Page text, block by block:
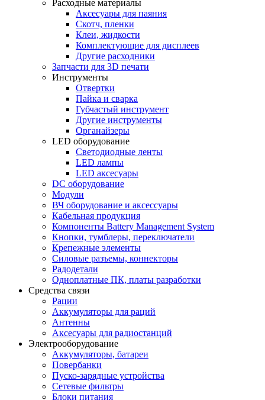
Расходные материалы
Аксесуары для паяния
Скотч, пленки
Клеи, жидкости
Комплектующие для дисплеев
Другие расходники
Запчасти для 3D печати
Инструменты
Отвертки
Пайка и сварка
Губчастый инструмент
Другие инструменты
Органайзеры
LED оборудование
Светодиодные ленты
LED лампы
LED аксесуары
DC оборудование
Модули
ВЧ оборудование и аксессуары
Кабельная продукция
Компоненты Battery Management System
Кнопки, тумблеры, переключатели
Крепежные элементы
Силовые разъемы, коннекторы
Радодетали
Одноплатные ПК, платы разработки
Средства связи
Рации
Аккумуляторы для раций
Антенны
Аксесуары для радиостанций
Электрооборудование
Аккумуляторы, батареи
Повербанки
Пуско-зарядные устройства
Сетевые фильтры
Блоки питания